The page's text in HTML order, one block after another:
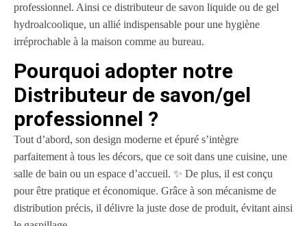
professionnel. Ainsi ce distributeur de savon liquide ou de gel
hydroalcoolique, un allié indispensable pour une hygiène
irréprochable à la maison comme au bureau.
Pourquoi adopter notre
Distributeur de savon/gel
professionnel ?
Tout d’abord, son design moderne et épuré s’intègre
parfaitement à tous les décors, que ce soit dans une cuisine, une
salle de bain ou un espace d’accueil. ✨ De plus, il est conçu
pour être pratique et économique. Grâce à son mécanisme de
distribution précis, il délivre la juste dose de produit, évitant ainsi